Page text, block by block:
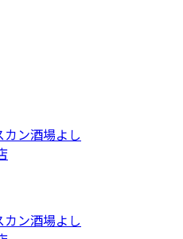
ン酒場よし
ン酒場よし